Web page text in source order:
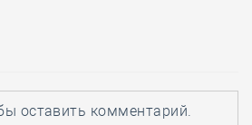
оставить комментарий.